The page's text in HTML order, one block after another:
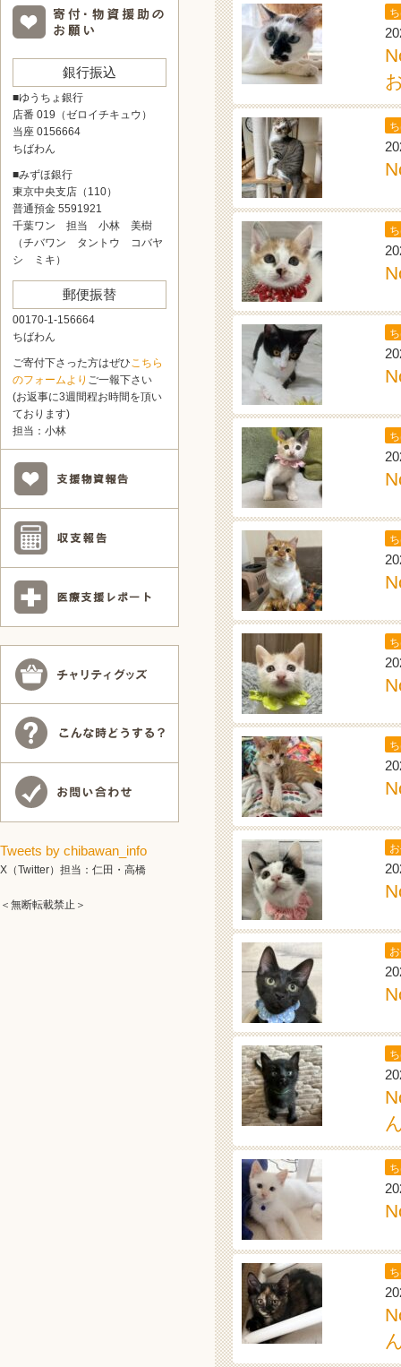
銀行振込
■ゆうちょ銀行
店番 019（ゼロイチキュウ）
当座 0156664
ちばわん
■みずほ銀行
東京中央支店（110）
普通預金 5591921
千葉ワン 担当 小林 美樹
（チバワン タントウ コバヤ
シ ミキ）
郵便振替
00170-1-156664
ちばわん
ご寄付下さった方はぜひこちら
のフォームより ご一報下さい
(お返事に3週間程お時間を頂い
ております)
担当：小林
Tweets by chibawan_info
X（Twitter）担当：仁田・高橋
＜無断転載禁止＞